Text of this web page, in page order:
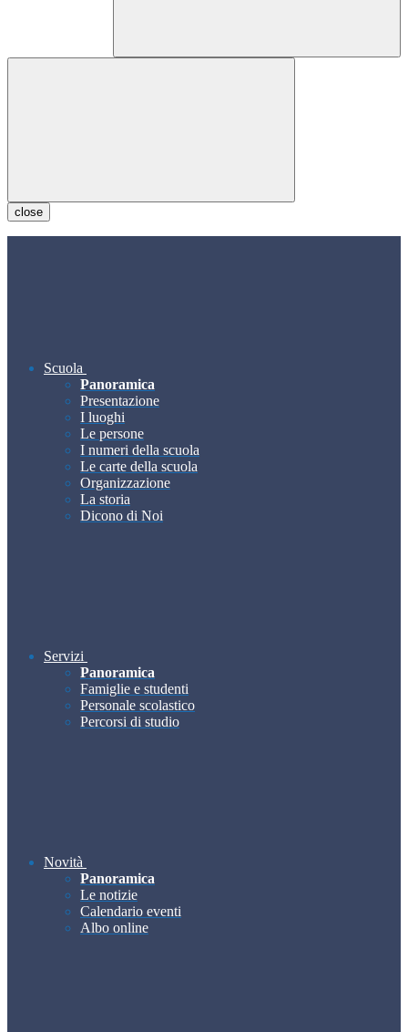
close
Scuola
Panoramica
Presentazione
I luoghi
Le persone
I numeri della scuola
Le carte della scuola
Organizzazione
La storia
Dicono di Noi
Servizi
Panoramica
Famiglie e studenti
Personale scolastico
Percorsi di studio
Novità
Panoramica
Le notizie
Calendario eventi
Albo online